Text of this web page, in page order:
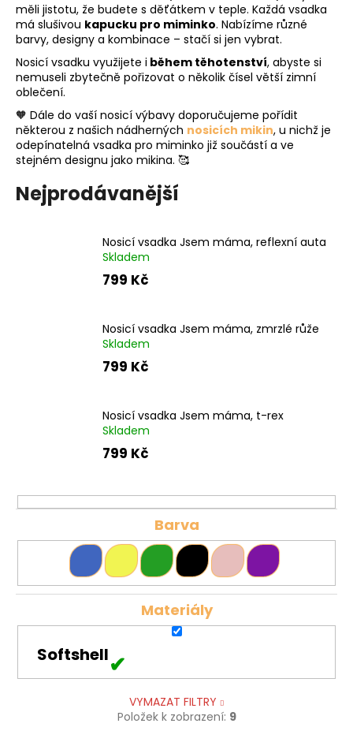
měli jistotu, že budete s děťátkem v teple. Každá vsadka
má slušivou kapucku pro miminko. Nabízíme různé
barvy, designy a kombinace – stačí si jen vybrat.
Nosicí vsadku využijete i během těhotenství, abyste si
nemuseli zbytečně pořizovat o několik čísel větší zimní
oblečení.
🧡 Dále do vaší nosicí výbavy doporučujeme pořídit
některou z našich nádherných nosicích mikin, u nichž je
odepínatelná vsadka pro miminko již součástí a ve
stejném designu jako mikina. 🥰
Nejprodávanější
Nosicí vsadka Jsem máma, reflexní auta
Skladem
799 Kč
Nosicí vsadka Jsem máma, zmrzlé růže
Skladem
799 Kč
Nosicí vsadka Jsem máma, t-rex
Skladem
799 Kč
Barva
Materiály
Softshell
VYMAZAT FILTRY
Položek k zobrazení: 9
HLEDAT
D
o
p
o
r